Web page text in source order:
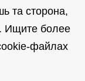
та сторона,
Ищите более
файлах